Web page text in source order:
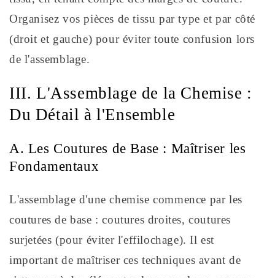
Organisez vos pièces de tissu par type et par côté
(droit et gauche) pour éviter toute confusion lors
de l'assemblage.
III. L'Assemblage de la Chemise :
Du Détail à l'Ensemble
A. Les Coutures de Base : Maîtriser les
Fondamentaux
L'assemblage d'une chemise commence par les
coutures de base : coutures droites, coutures
surjetées (pour éviter l'effilochage). Il est
important de maîtriser ces techniques avant de